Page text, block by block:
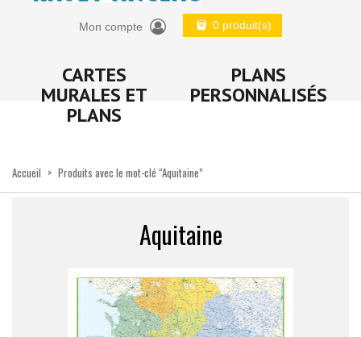
Mon compte 0 produit(s)
CARTES
MURALES ET
PLANS
PLANS
PERSONNALISÉS
Accueil > Produits avec le mot-clé “Aquitaine”
Aquitaine